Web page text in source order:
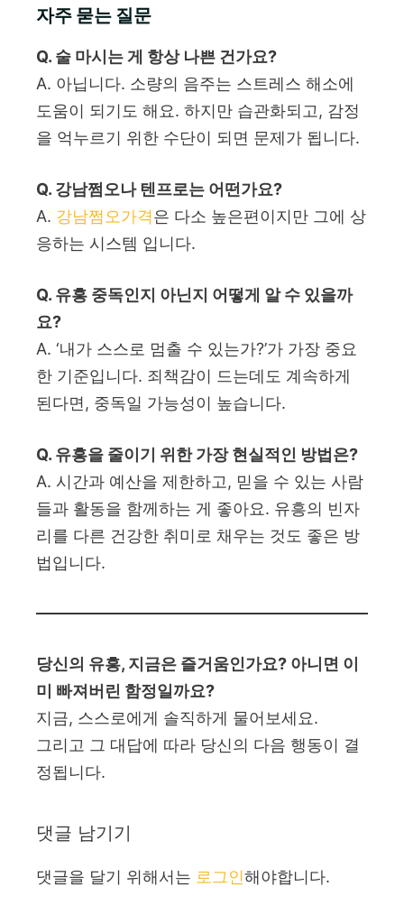
자주 묻는 질문
Q. 술 마시는 게 항상 나쁜 건가요?
A. 아닙니다. 소량의 음주는 스트레스 해소에
도움이 되기도 해요. 하지만 습관화되고, 감정
을 억누르기 위한 수단이 되면 문제가 됩니다.
Q. 강남쩜오나 텐프로는 어떤가요?
A. 강남쩜오가격은 다소 높은편이지만 그에 상
응하는 시스템 입니다.
Q. 유흥 중독인지 아닌지 어떻게 알 수 있을까
요?
A. ‘내가 스스로 멈출 수 있는가?’가 가장 중요
한 기준입니다. 죄책감이 드는데도 계속하게
된다면, 중독일 가능성이 높습니다.
Q. 유흥을 줄이기 위한 가장 현실적인 방법은?
A. 시간과 예산을 제한하고, 믿을 수 있는 사람
들과 활동을 함께하는 게 좋아요. 유흥의 빈자
리를 다른 건강한 취미로 채우는 것도 좋은 방
법입니다.
당신의 유흥, 지금은 즐거움인가요? 아니면 이
미 빠져버린 함정일까요?
지금, 스스로에게 솔직하게 물어보세요.
그리고 그 대답에 따라 당신의 다음 행동이 결
정됩니다.
댓글 남기기
댓글을 달기 위해서는 로그인해야합니다.